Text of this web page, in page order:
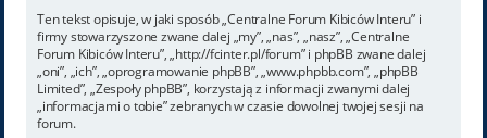
Ten tekst opisuje, w jaki sposób „Centralne Forum Kibiców Interu” i
firmy stowarzyszone zwane dalej „my”, „nas”, „nasz”, „Centralne
Forum Kibiców Interu”, „http://fcinter.pl/forum” i phpBB zwane dalej
„oni”, „ich”, „oprogramowanie phpBB”, „www.phpbb.com”, „phpBB
Limited”, „Zespoły phpBB”, korzystają z informacji zwanymi dalej
„informacjami o tobie” zebranych w czasie dowolnej twojej sesji na
forum.